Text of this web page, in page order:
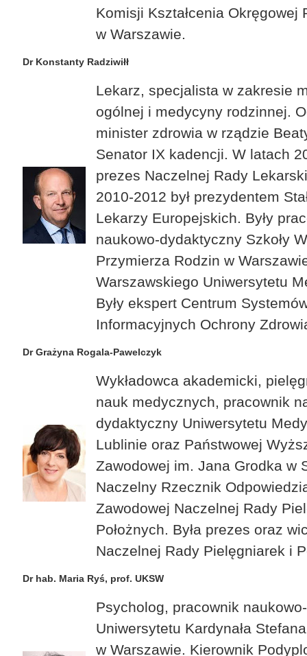
Komisji Kształcenia Okręgowej
w Warszawie.
Dr Konstanty Radziwiłł
Lekarz, specjalista w zakresie
ogólnej i medycyny rodzinnej.
minister zdrowia w rządzie
Senator IX kadencji. W latach
prezes Naczelnej Rady
2010-2012 był prezydentem
Lekarzy Europejskich. Były
naukowo-dydaktyczny Szkoły
Przymierza Rodzin w
Warszawskiego Uniwersytetu
Były ekspert Centrum
Informacyjnych Ochrony
Dr Grażyna Rogala-Pawelczyk
Wykładowca akademicki,
nauk medycznych, pracownik
dydaktyczny Uniwersytetu
Lublinie oraz Państwowej
Zawodowej im. Jana Grodka w
Naczelny Rzecznik
Zawodowej Naczelnej Rady
Położnych. Była prezes oraz
Naczelnej Rady Pielęgniarek i
Dr hab. Maria Ryś, prof. UKSW
Psycholog, pracownik
Uniwersytetu Kardynała
w Warszawie. Kierownik